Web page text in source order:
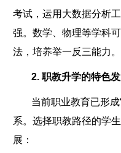
考试，运用大数据分析
强。数学、物理等学科
法，培养举一反三能力。
2. 职教升学的特色
当前职业教育已形
系。选择职教路径的学
展：